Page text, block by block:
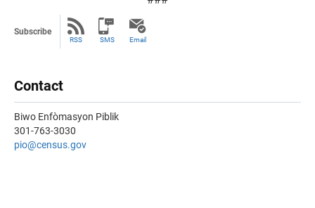
Subscribe
RSS SMS Email
Contact
Biwo Enfòmasyon Piblik
301-763-3030
pio@census.gov